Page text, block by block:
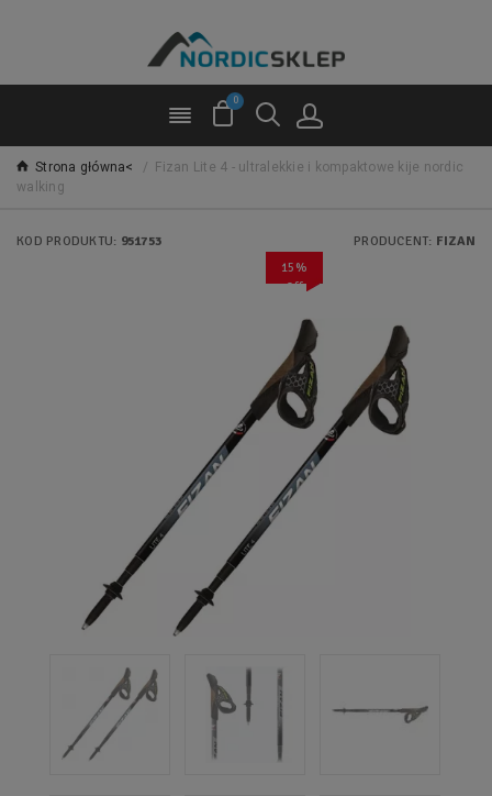
0
Strona główna< / Fizan Lite 4 - ultralekkie i kompaktowe kije nordic
walking
KOD PRODUKTU: 951753 PRODUCENT: FIZAN
15%
Off